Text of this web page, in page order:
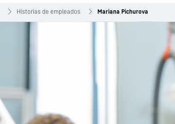
Historias de empleados Mariana Pichurova